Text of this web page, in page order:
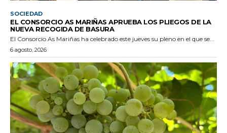
SOCIEDAD
EL CONSORCIO AS MARIÑAS APRUEBA LOS PLIEGOS DE LA
NUEVA RECOGIDA DE BASURA
El Consorcio As Mariñas ha celebrado este jueves su pleno en el que se...
6 agosto, 2026